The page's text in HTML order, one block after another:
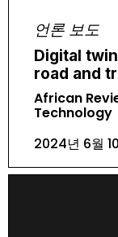
언론 보도
Digital
road and
African
Technology
2024년 6월